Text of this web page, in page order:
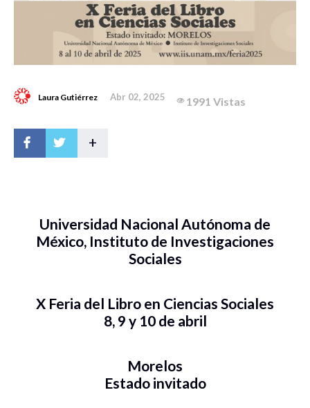
Laura Gutiérrez Abr 02, 2025 1991 Vistas
+
Universidad Nacional Autónoma de
México, Instituto de Investigaciones
Sociales
X Feria del Libro en Ciencias Sociales
8, 9 y 10 de abril
Morelos
Estado invitado